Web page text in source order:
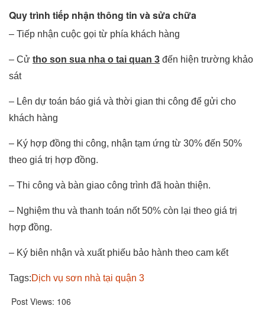
Quy trình tiếp nhận thông tin và sửa chữa
– Tiếp nhận cuộc gọi từ phía khách hàng
– Cử tho son sua nha o tai quan 3 đến hiện trường khảo
sát
– Lên dự toán báo giá và thời gian thi công để gửi cho
khách hàng
– Ký hợp đồng thi công, nhận tạm ứng từ 30% đến 50%
theo giá trị hợp đồng.
– Thi công và bàn giao công trình đã hoàn thiện.
– Nghiệm thu và thanh toán nốt 50% còn lại theo giá trị
hợp đồng.
– Ký biên nhận và xuất phiếu bảo hành theo cam kết
Tags:Dịch vụ sơn nhà tại quận 3
Post Views: 106